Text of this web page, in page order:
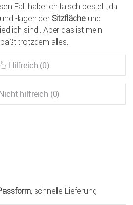
Fall habe ich falsch bestellt,da
-lägen der Sitzfläche und
sind . Aber das ist mein
trotzdem alles.
Hilfreich (0)
Nicht hilfreich (0)
, schnelle Lieferung